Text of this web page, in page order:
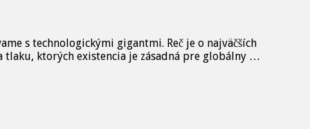
s technologickými gigantmi. Reč je o najväčších
ktorých existencia je zásadná pre globálny …